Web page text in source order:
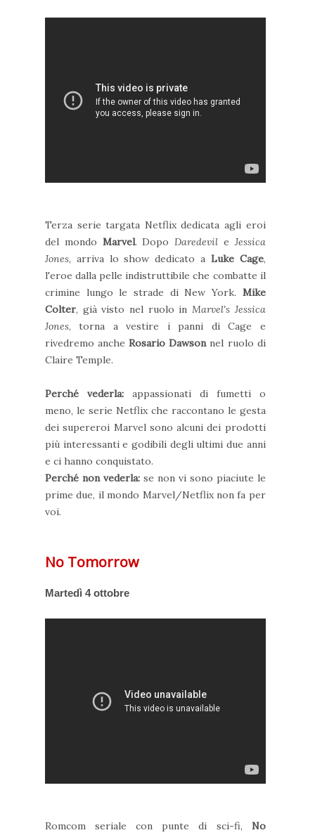
Terza serie targata Netflix dedicata agli eroi
del mondo Marvel. DopoDaredevil e Jessica
Jones, arriva lo show dedicato a Luke Cage,
l'eroe dalla pelle indistruttibile che combatte il
crimine lungo le strade di New York. Mike
Colter, già visto nel ruolo in Marvel's Jessica
Jones, torna a vestire i panni di Cage e
rivedremo ancheRosario Dawson nel ruolo di
Claire Temple.
Perché vederla:appassionati di fumetti o
meno, le serie Netflix che raccontano le gesta
dei supereroi Marvel sono alcuni dei prodotti
più interessanti e godibili degli ultimi due anni
e ci hanno conquistato.
Perché non vederla:se non vi sono piaciute le
prime due, il mondo Marvel/Netflix non fa per
voi.
No Tomorrow
Martedì 4 ottobre
Romcom seriale con punte di sci-fi, No